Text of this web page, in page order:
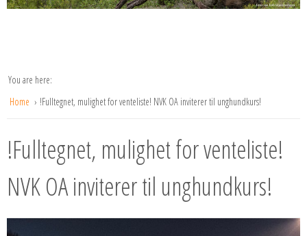
You are here:
Home
!Fulltegnet, mulighet for venteliste! NVK OA inviterer til unghundkurs!
!Fulltegnet, mulighet for venteliste!
NVK OA inviterer til unghundkurs!